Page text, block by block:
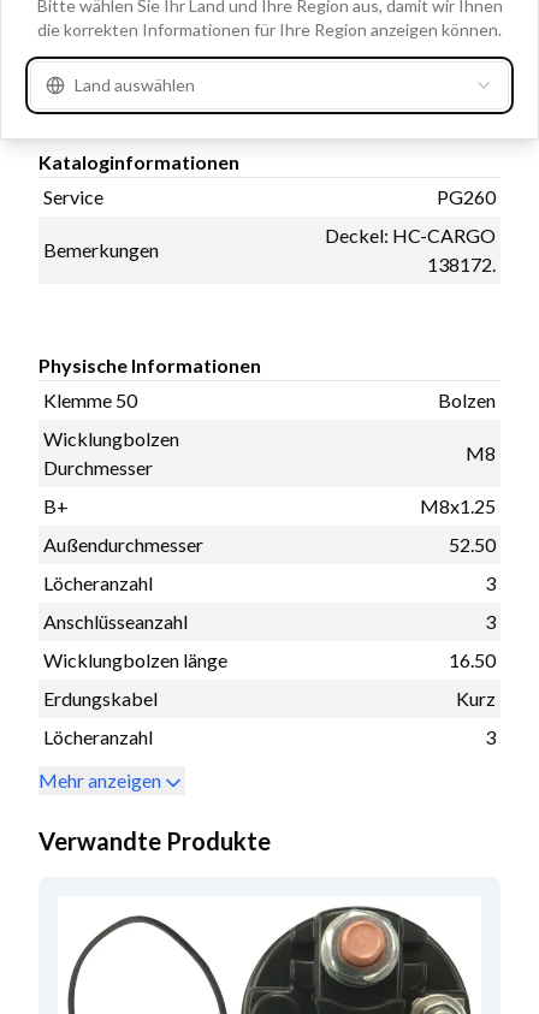
Elektrische Informationen
Volt
12
Kataloginformationen
Service
PG260
Bemerkungen
Deckel: HC-CARGO
138172.
Physische Informationen
Klemme 50
Bolzen
Wicklungbolzen
Durchmesser
M8
B+
M8x1.25
Außendurchmesser
52.50
Löcheranzahl
3
Anschlüsseanzahl
3
Wicklungbolzen länge
16.50
Erdungskabel
Kurz
Löcheranzahl
3
Mehr anzeigen
Verwandte Produkte
Bitte wählen Sie Ihr Land und Ihre Region aus, damit wir Ihnen
die korrekten Informationen für Ihre Region anzeigen können.
Land auswählen